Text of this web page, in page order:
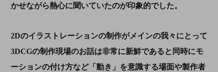
かせながら熱心に聞いていたのが印象的でした。
2Dのイラストレーションの制作がメインの我々にとって
3DCGの制作現場のお話は非常に新鮮であると同時にモ
ーションの付け方など「動き」を意識する場面や製作者